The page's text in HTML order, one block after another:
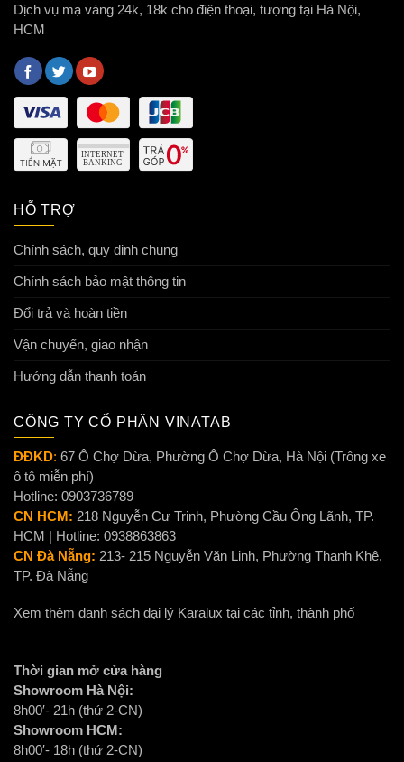
Dịch vụ mạ vàng 24k, 18k cho điện thoại, tượng tại Hà Nội,
HCM
HỖ TRỢ
Chính sách, quy định chung
Chính sách bảo mật thông tin
Đổi trả và hoàn tiền
Vận chuyển, giao nhận
Hướng dẫn thanh toán
CÔNG TY CỔ PHẦN VINATAB
ĐĐKD: 67 Ô Chợ Dừa, Phường Ô Chợ Dừa, Hà Nội (Trông xe
ô tô miễn phí)
Hotline: 0903736789
CN HCM: 218 Nguyễn Cư Trinh, Phường Cầu Ông Lãnh, TP.
HCM | Hotline: 0938863863
CN Đà Nẵng: 213- 215 Nguyễn Văn Linh, Phường Thanh Khê,
TP. Đà Nẵng
Xem thêm danh sách đại lý Karalux tại các tỉnh, thành phố
Thời gian mở cửa hàng
Showroom Hà Nội:
8h00′- 21h (thứ 2-CN)
Showroom HCM:
8h00′- 18h (thứ 2-CN)